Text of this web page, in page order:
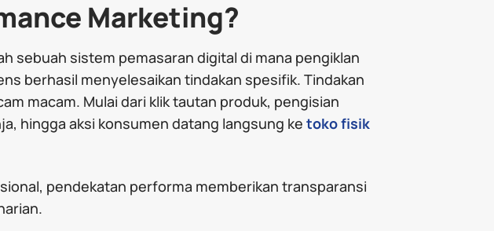
Marketing?
sebuah sistem pemasaran digital di mana pengiklan
berhasil menyelesaikan tindakan spesifik. Tindakan
macam. Mulai dari klik tautan produk, pengisian
hingga aksi konsumen datang langsung ke toko fisik
pendekatan performa memberikan transparansi